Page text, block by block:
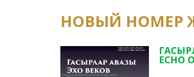
НОВЫЙ НОМЕР
ECHO